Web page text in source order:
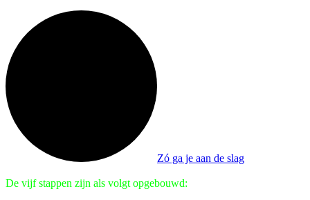
Zó ga je aan de slag
De vijf stappen zijn als volgt opgebouwd: